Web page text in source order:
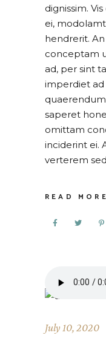
dignissim.
ei,
hendrerit.
conceptam
ad, per sint
imperdiet ad
saperet
omittam
inciderint ei.
verterem
READ MORE
July 10, 2020